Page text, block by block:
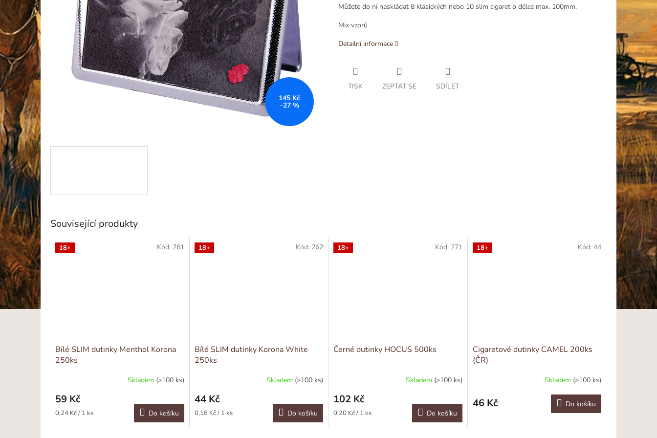
145 Kč
–27 %
Můžete do ní naskládat 8 klasických nebo 10 slim cigaret o délce max. 100mm.
Mix vzorů
Detailní informace
TISK ZEPTAT SE SDÍLET
Související produkty
18+
Bílé SLIM dutinky Menthol Korona
250ks
Skladem (>100 ks)
59 Kč
Měrná
0,24 Kč / 1 ks Do košíku
Kód: 261 18+
Bílé SLIM dutinky Korona White
250ks
Skladem (>100 ks)
44 Kč
Měrná
0,18 Kč / 1 ks Do košíku
Kód: 262 18+
Černé dutinky HOCUS 500ks
Skladem (>100 ks)
102 Kč
Měrná
0,20 Kč / 1 ks Do košíku
Kód: 271 18+
Cigaretové dutinky CAMEL 200ks
(ČR)
Skladem (>100 ks)
46 Kč Do košíku
Kód: 44